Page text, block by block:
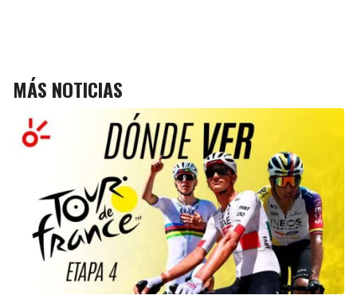
MÁS NOTICIAS